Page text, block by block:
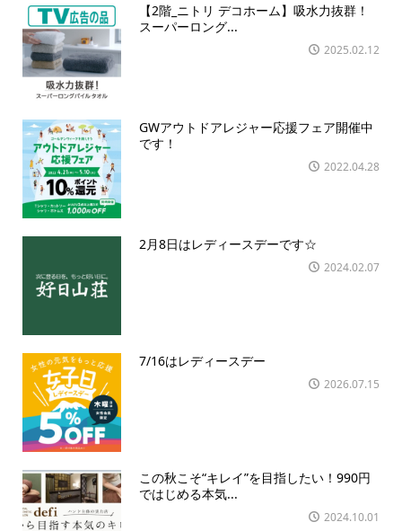
【2階_ニトリ デコホーム】吸水力抜群！
スーパーロング...
2025.02.12
GWアウトドアレジャー応援フェア開催中
です！
2022.04.28
2月8日はレディースデーです☆
2024.02.07
7/16はレディースデー
2026.07.15
この秋こそ“キレイ”を目指したい！990円
ではじめる本気...
2024.10.01